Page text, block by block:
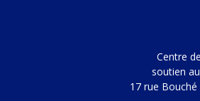
Centre
soutien
17 rue